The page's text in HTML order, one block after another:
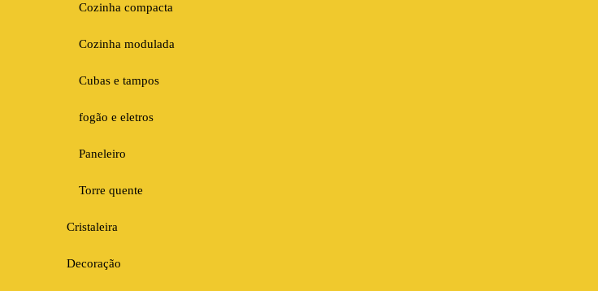
Cozinha compacta
Cozinha modulada
Cubas e tampos
fogão e eletros
Paneleiro
Torre quente
Cristaleira
Decoração